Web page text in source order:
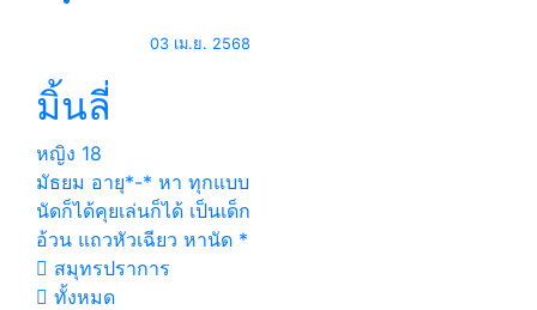
03 เม.ย. 2568
มิ้นลี่
หญิง 18
มัธยม อายุ*-* หา ทุกแบบ
นัดก็ได้คุยเล่นก็ได้ เป็นเด็ก
อ้วน แถวหัวเฉียว หานัด *
สมุทรปราการ
ทั้งหมด